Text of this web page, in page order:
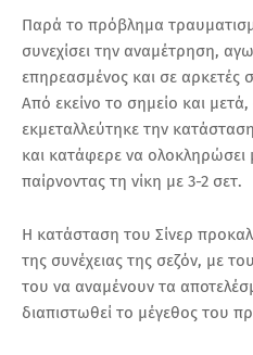
Παρά το πρόβλημα
συνεχίσει την αναμέτρηση,
επηρεασμένος και σε αρκετές
Από εκείνο το σημείο και
εκμεταλλεύτηκε την
και κατάφερε να
παίρνοντας τη νίκη με 3-2 σετ.
Η κατάσταση του Σίνερ
της συνέχειας της σεζόν, με
του να αναμένουν τα
διαπιστωθεί το μέγεθος του